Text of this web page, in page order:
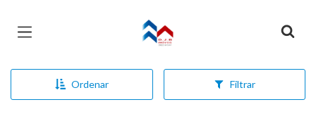
Página inicial
Ordenar Filtrar